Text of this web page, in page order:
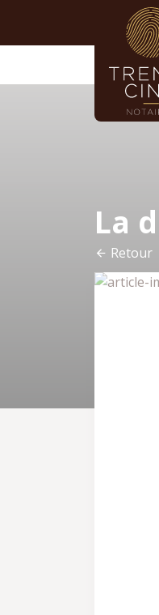
La
Retour
Panneau de gestion des